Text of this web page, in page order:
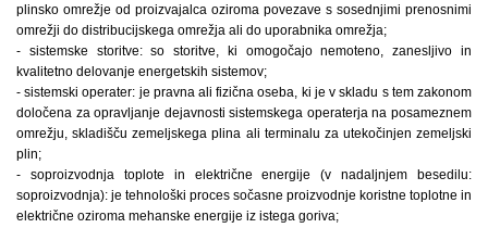
plinsko omrežje od proizvajalca oziroma povezave s sosednjimi prenosnimi
omrežji do distribucijskega omrežja ali do uporabnika omrežja;
- sistemske storitve: so storitve, ki omogočajo nemoteno, zanesljivo in
kvalitetno delovanje energetskih sistemov;
- sistemski operater: je pravna ali fizična oseba, ki je v skladu s tem zakonom
določena za opravljanje dejavnosti sistemskega operaterja na posameznem
omrežju, skladišču zemeljskega plina ali terminalu za utekočinjen zemeljski
plin;
- soproizvodnja toplote in električne energije (v nadaljnjem besedilu:
soproizvodnja): je tehnološki proces sočasne proizvodnje koristne toplotne in
električne oziroma mehanske energije iz istega goriva;